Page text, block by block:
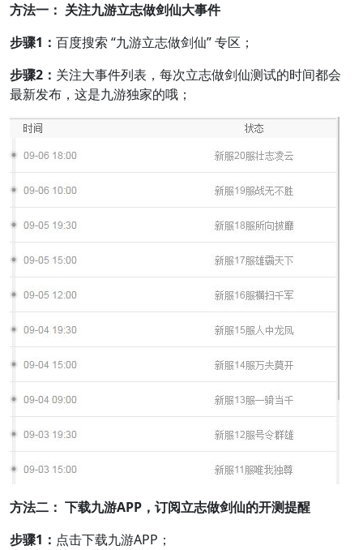
方法一： 关注九游立志做剑仙大事件
步骤1： 百度搜索 “九游立志做剑仙” 专区；
步骤2： 关注大事件列表，每次立志做剑仙测试的时间都会
最新发布，这是九游独家的哦；
方法二： 下载九游APP，订阅立志做剑仙的开测提醒
步骤1： 点击下载九游APP；